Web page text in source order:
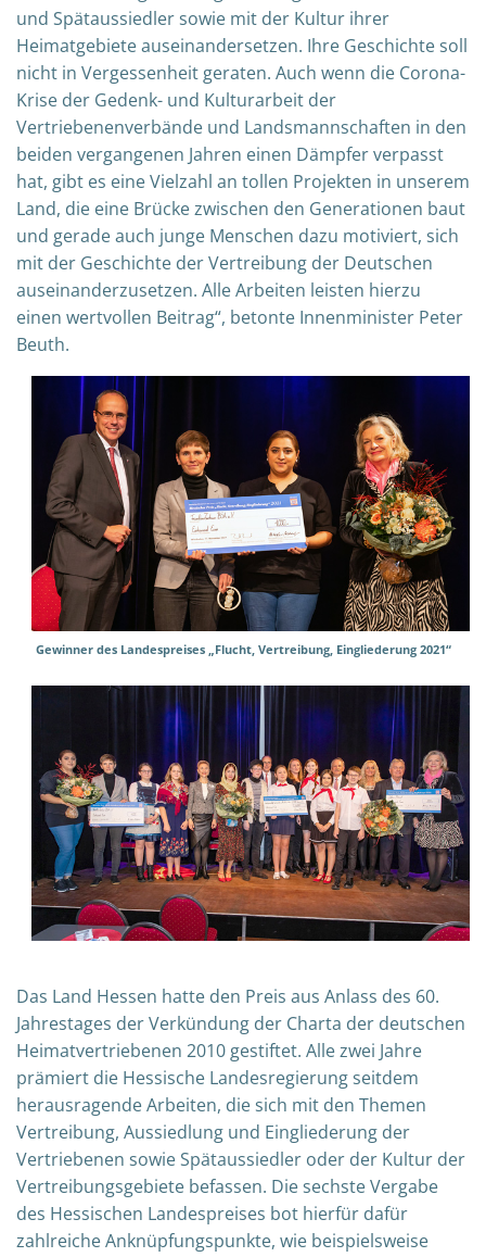
und Spätaussiedler sowie mit der Kultur ihrer
Heimatgebiete auseinandersetzen. Ihre Geschichte soll
nicht in Vergessenheit geraten. Auch wenn die Corona-
Krise der Gedenk- und Kulturarbeit der
Vertriebenenverbände und Landsmannschaften in den
beiden vergangenen Jahren einen Dämpfer verpasst
hat, gibt es eine Vielzahl an tollen Projekten in unserem
Land, die eine Brücke zwischen den Generationen baut
und gerade auch junge Menschen dazu motiviert, sich
mit der Geschichte der Vertreibung der Deutschen
auseinanderzusetzen. Alle Arbeiten leisten hierzu
einen wertvollen Beitrag“, betonte Innenminister Peter
Beuth.
Gewinner des Landespreises „Flucht, Vertreibung, Eingliederung 2021“
Das Land Hessen hatte den Preis aus Anlass des 60.
Jahrestages der Verkündung der Charta der deutschen
Heimatvertriebenen 2010 gestiftet. Alle zwei Jahre
prämiert die Hessische Landesregierung seitdem
herausragende Arbeiten, die sich mit den Themen
Vertreibung, Aussiedlung und Eingliederung der
Vertriebenen sowie Spätaussiedler oder der Kultur der
Vertreibungsgebiete befassen. Die sechste Vergabe
des Hessischen Landespreises bot hierfür dafür
zahlreiche Anknüpfungspunkte, wie beispielsweise